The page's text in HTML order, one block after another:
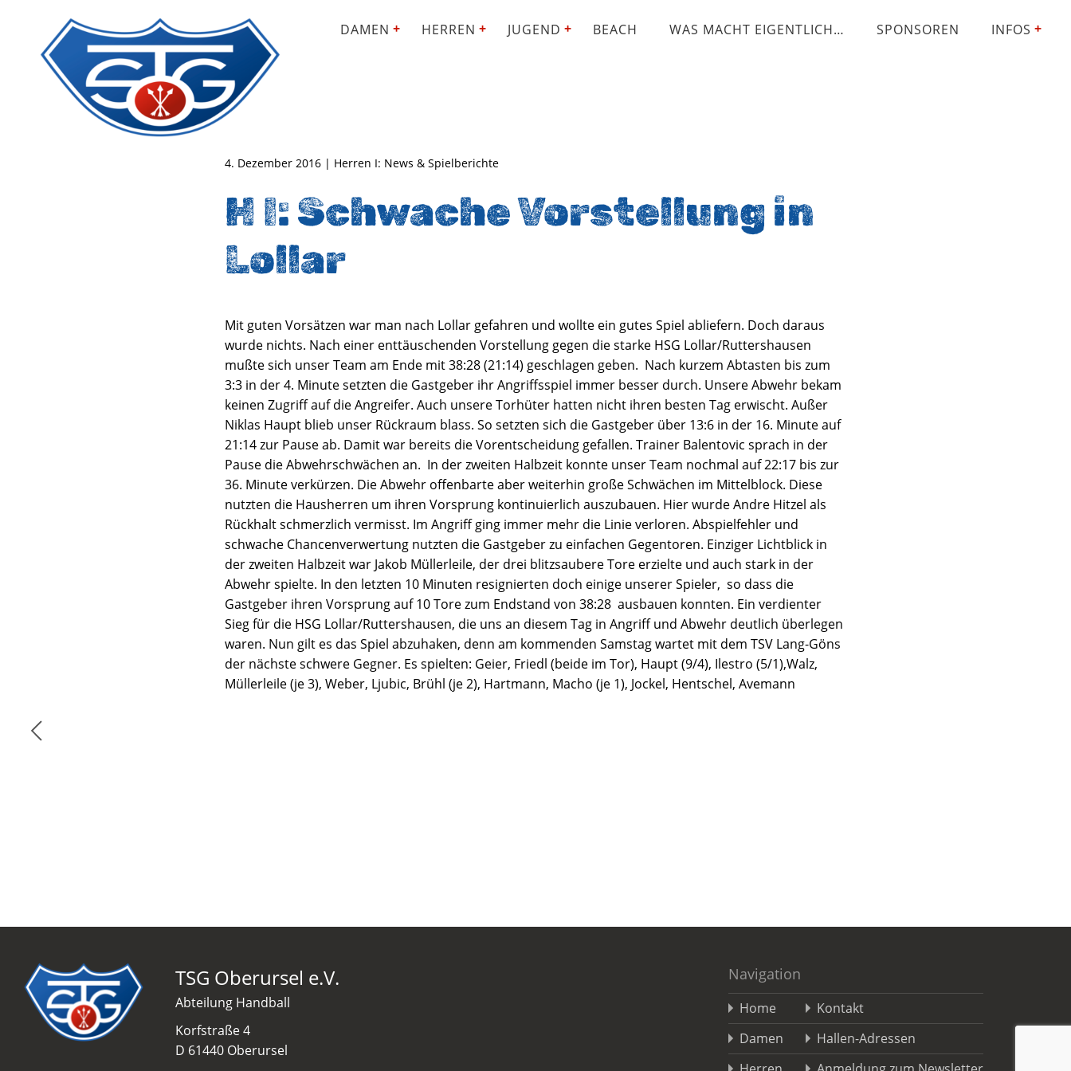
DAMEN HERREN JUGEND BEACH WAS MACHT EIGENTLICH… SPONSOREN INFOS
4. Dezember 2016 | Herren I: News & Spielberichte
H I: Schwache Vorstellung in
Lollar
Mit guten Vorsätzen war man nach Lollar gefahren und wollte ein gutes Spiel abliefern. Doch daraus
wurde nichts. Nach einer enttäuschenden Vorstellung gegen die starke HSG Lollar/Ruttershausen
mußte sich unser Team am Ende mit 38:28 (21:14) geschlagen geben. Nach kurzem Abtasten bis zum
3:3 in der 4. Minute setzten die Gastgeber ihr Angriffsspiel immer besser durch. Unsere Abwehr bekam
keinen Zugriff auf die Angreifer. Auch unsere Torhüter hatten nicht ihren besten Tag erwischt. Außer
Niklas Haupt blieb unser Rückraum blass. So setzten sich die Gastgeber über 13:6 in der 16. Minute auf
21:14 zur Pause ab. Damit war bereits die Vorentscheidung gefallen. Trainer Balentovic sprach in der
Pause die Abwehrschwächen an. In der zweiten Halbzeit konnte unser Team nochmal auf 22:17 bis zur
36. Minute verkürzen. Die Abwehr offenbarte aber weiterhin große Schwächen im Mittelblock. Diese
nutzten die Hausherren um ihren Vorsprung kontinuierlich auszubauen. Hier wurde Andre Hitzel als
Rückhalt schmerzlich vermisst. Im Angriff ging immer mehr die Linie verloren. Abspielfehler und
schwache Chancenverwertung nutzten die Gastgeber zu einfachen Gegentoren. Einziger Lichtblick in
der zweiten Halbzeit war Jakob Müllerleile, der drei blitzsaubere Tore erzielte und auch stark in der
Abwehr spielte. In den letzten 10 Minuten resignierten doch einige unserer Spieler, so dass die
Gastgeber ihren Vorsprung auf 10 Tore zum Endstand von 38:28 ausbauen konnten. Ein verdienter
Sieg für die HSG Lollar/Ruttershausen, die uns an diesem Tag in Angriff und Abwehr deutlich überlegen
waren. Nun gilt es das Spiel abzuhaken, denn am kommenden Samstag wartet mit dem TSV Lang-Göns
der nächste schwere Gegner. Es spielten: Geier, Friedl (beide im Tor), Haupt (9/4), Ilestro (5/1),Walz,
Müllerleile (je 3), Weber, Ljubic, Brühl (je 2), Hartmann, Macho (je 1), Jockel, Hentschel, Avemann
TSG Oberursel e.V.
Abteilung Handball
Korfstraße 4
D 61440 Oberursel
Navigation
Home
Damen
Kontakt
Hallen-Adressen